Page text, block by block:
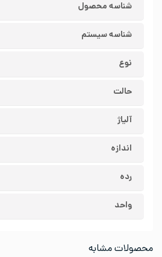
شناسه محصول
شناسه سیستم
نوع
حالت
آلیاژ
اندازه
رده
واحد
محصولات مشابه